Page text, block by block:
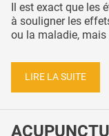
Il est exact que
à souligner les
ou la maladie, mais
LIRE LA SUITE